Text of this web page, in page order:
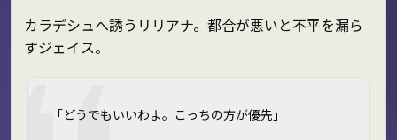
カラデシュへ誘うリリアナ。都合が悪いと不平を漏ら
すジェイス。
「どうでもいいわよ。こっちの方が優先」